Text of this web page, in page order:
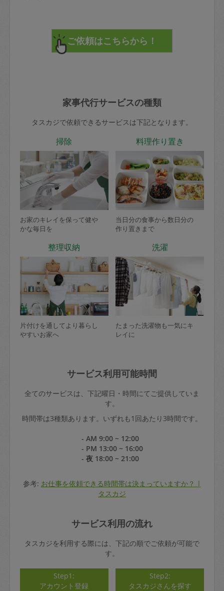
家事代行サービスの種類
タスカジで依頼できるサービスは下記となります。
掃除
お家のキレイを保って健や
かな毎日を
料理作り置き
当日分の食事から数日分の
作り置きまで
整理収納
片付けを通してより暮らし
やすいお家へ
洗濯
たまった洗濯物も一気にキ
レイに
サービス利用可能時間
全てのサービスは、下記曜日・時間にてご提供していま
す。
時間帯は3種類あります。いずれも1回あたり3時間です。
- AM 9:00 ~ 12:00
- PM 13:00 ~ 16:00
- 夜 18:00 ~ 21:00
参考: お仕事を依頼できる時間帯は決まっていますか？ |
タスカジ
サービス利用の流れ
タスカジを利用する際には、下記の順でご依頼が可能で
す。
Step1:
アカウント登録
Step2:
タスカジさんを探す